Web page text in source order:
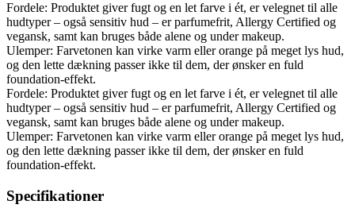
Fordele: Produktet giver fugt og en let farve i ét, er velegnet til alle
hudtyper – også sensitiv hud – er parfumefrit, Allergy Certified og
vegansk, samt kan bruges både alene og under makeup.
Ulemper: Farvetonen kan virke varm eller orange på meget lys hud,
og den lette dækning passer ikke til dem, der ønsker en fuld
foundation-effekt.
Fordele: Produktet giver fugt og en let farve i ét, er velegnet til alle
hudtyper – også sensitiv hud – er parfumefrit, Allergy Certified og
vegansk, samt kan bruges både alene og under makeup.
Ulemper: Farvetonen kan virke varm eller orange på meget lys hud,
og den lette dækning passer ikke til dem, der ønsker en fuld
foundation-effekt.
Specifikationer